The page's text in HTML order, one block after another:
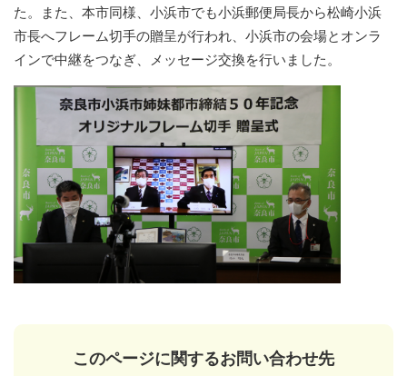
た。また、本市同様、小浜市でも小浜郵便局長から松崎小浜
市長へフレーム切手の贈呈が行われ、小浜市の会場とオンラ
インで中継をつなぎ、メッセージ交換を行いました。
このページに関するお問い合わせ先